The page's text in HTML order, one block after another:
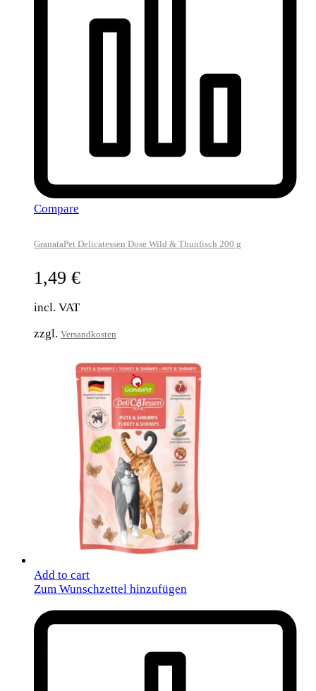
Compare
GranataPet Delicatessen Dose Wild & Thunfisch 200 g
1,49 €
incl. VAT
zzgl. Versandkosten
Add to cart
Zum Wunschzettel hinzufügen